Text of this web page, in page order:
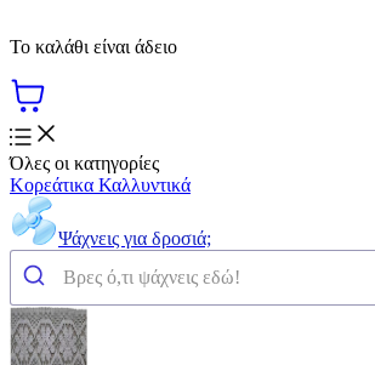
Το καλάθι είναι άδειο
Όλες οι κατηγορίες
Κορεάτικα Καλλυντικά
Ψάχνεις για δροσιά;